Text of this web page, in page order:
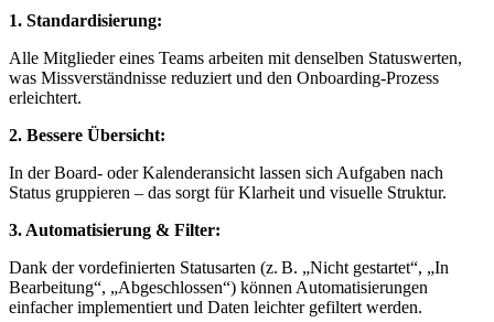
1. Standardisierung:
Alle Mitglieder eines Teams arbeiten mit denselben Statuswerten,
was Missverständnisse reduziert und den Onboarding-Prozess
erleichtert.
2. Bessere Übersicht:
In der Board- oder Kalenderansicht lassen sich Aufgaben nach
Status gruppieren – das sorgt für Klarheit und visuelle Struktur.
3. Automatisierung & Filter:
Dank der vordefinierten Statusarten (z. B. „Nicht gestartet“, „In
Bearbeitung“, „Abgeschlossen“) können Automatisierungen
einfacher implementiert und Daten leichter gefiltert werden.